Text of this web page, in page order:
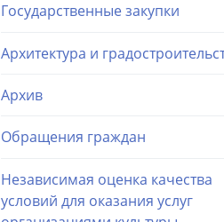
Государственные закупки
Архитектура и
Архив
Обращения граждан
Независимая оценка качества
условий для оказания услуг